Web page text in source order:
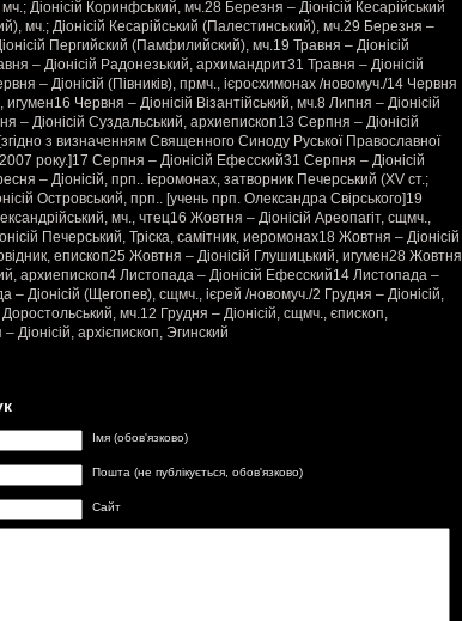
Діонісій Коринфський, мч.28 Березня – Діонісій Кесарійський
мч.; Діонісій Кесарійський (Палестинський), мч.29 Березня –
Пергийский (Памфилийский), мч.19 Травня – Діонісій
– Діонісій Радонезький, архимандрит31 Травня – Діонісій
– Діонісій (Півників), прмч., ієросхимонах /новомуч./14 Червня
игумен16 Червня – Діонісій Візантійський, мч.8 Липня – Діонісій
– Діонісій Суздальський, архиепископ13 Серпня – Діонісій
з визначенням Священного Синоду Руської Православної
року.]17 Серпня – Діонісій Ефесский31 Серпня – Діонісій
– Діонісій, прп.. ієромонах, затворник Печерський (XV ст.;
Островський, прп.. [учень прп. Олександра Свірського]19
мч., чтец16 Жовтня – Діонісій Ареопагіт, сщмч.,
Печерський, Тріска, самітник, иеромонах18 Жовтня – Діонісій
епископ25 Жовтня – Діонісій Глушицький, игумен28 Жовтня
архиепископ4 Листопада – Діонісій Ефесский14 Листопада –
Діонісій (Щегопев), сщмч., ієрей /новомуч./2 Грудня – Діонісій,
Доростольський, мч.12 Грудня – Діонісій, сщмч., єпископ,
Діонісій, архієпископ, Эгинский
Імя (обов'язково)
Пошта (не публікується, обов'язково)
Сайт